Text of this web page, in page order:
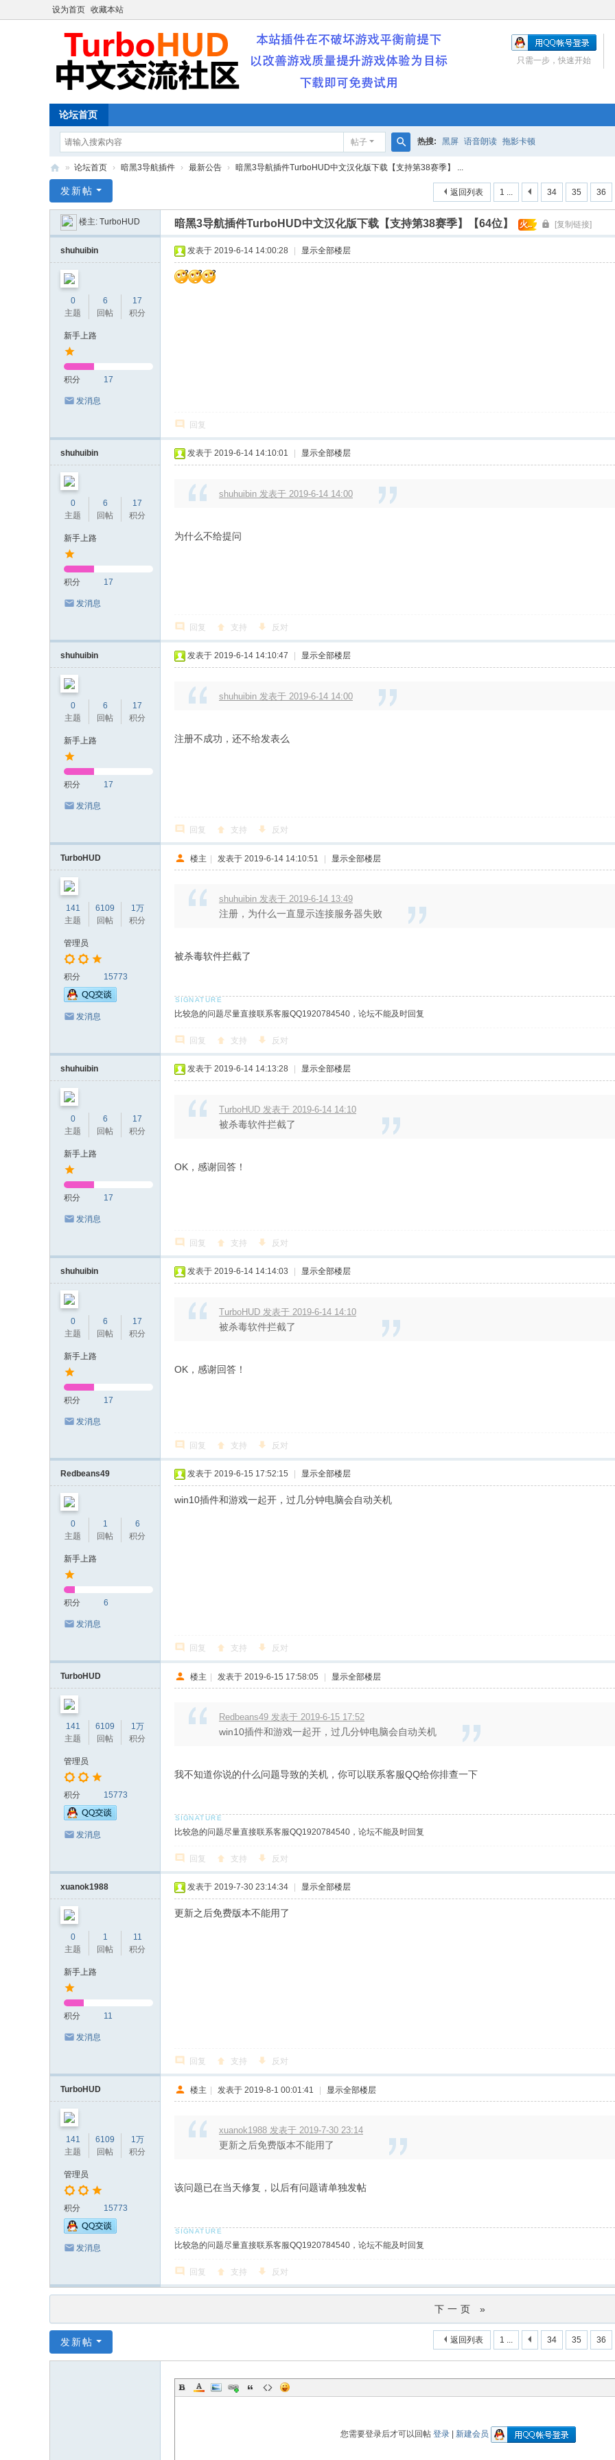
设为首页 收藏本站
只需一步，快速开始
论坛首页
帖子
搜
热搜: 黑屏 语音朗读 拖影卡顿
暗
ur
社
区
» 论坛首页 › 暗黑3导航插件 › 最新公告 › 暗黑3导航插件TurboHUD中文汉化版下载【支持第38赛季】 ...
1 ... 34 35 36
返回列表
发新帖
楼主: TurboHUD 暗黑3导航插件TurboHUD中文汉化版下载【支持第38赛季】【64位】 火.. [复制链接]
shuhuibin
0
主题
6
回帖
17
积分
新手上路
积分 17
发消息
发表于 2019-6-14 14:00:28 显示全部楼层
回复
shuhuibin
0
主题
6
回帖
17
积分
新手上路
积分 17
发消息
发表于 2019-6-14 14:10:01 显示全部楼层
shuhuibin 发表于 2019-6-14 14:00
为什么不给提问
回复 支持 反对
shuhuibin
0
主题
6
回帖
17
积分
新手上路
积分 17
发消息
发表于 2019-6-14 14:10:47 显示全部楼层
shuhuibin 发表于 2019-6-14 14:00
注册不成功，还不给发表么
回复 支持 反对
TurboHUD
141
主题
6109
回帖
1万
积分
管理员
积分 15773
发消息
楼主 | 发表于 2019-6-14 14:10:51 | 显示全部楼层
shuhuibin 发表于 2019-6-14 13:49
注册，为什么一直显示连接服务器失败
被杀毒软件拦截了
比较急的问题尽量直接联系客服QQ1920784540，论坛不能及时回复
回复 支持 反对
shuhuibin
0
主题
6
回帖
17
积分
新手上路
积分 17
发消息
发表于 2019-6-14 14:13:28 显示全部楼层
TurboHUD 发表于 2019-6-14 14:10
被杀毒软件拦截了
OK，感谢回答！
回复 支持 反对
shuhuibin
0
主题
6
回帖
17
积分
新手上路
积分 17
发消息
发表于 2019-6-14 14:14:03 显示全部楼层
TurboHUD 发表于 2019-6-14 14:10
被杀毒软件拦截了
OK，感谢回答！
回复 支持 反对
Redbeans49
0
主题
1
回帖
6
积分
新手上路
积分 6
发消息
发表于 2019-6-15 17:52:15 显示全部楼层
win10插件和游戏一起开，过几分钟电脑会自动关机
回复 支持 反对
TurboHUD
141
主题
6109
回帖
1万
积分
管理员
积分 15773
发消息
楼主 | 发表于 2019-6-15 17:58:05 | 显示全部楼层
Redbeans49 发表于 2019-6-15 17:52
win10插件和游戏一起开，过几分钟电脑会自动关机
我不知道你说的什么问题导致的关机，你可以联系客服QQ给你排查一下
比较急的问题尽量直接联系客服QQ1920784540，论坛不能及时回复
回复 支持 反对
xuanok1988
0
主题
1
回帖
11
积分
新手上路
积分 11
发消息
发表于 2019-7-30 23:14:34 显示全部楼层
更新之后免费版本不能用了
回复 支持 反对
TurboHUD
141
主题
6109
回帖
1万
积分
管理员
积分 15773
发消息
楼主 | 发表于 2019-8-1 00:01:41 | 显示全部楼层
xuanok1988 发表于 2019-7-30 23:14
更新之后免费版本不能用了
该问题已在当天修复，以后有问题请单独发帖
比较急的问题尽量直接联系客服QQ1920784540，论坛不能及时回复
回复 支持 反对
下一页 »
1 ... 34 35 36
返回列表
发新帖
您需要登录后才可以回帖 登录 新建会员